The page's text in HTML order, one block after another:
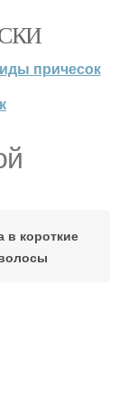
причесок
в короткие